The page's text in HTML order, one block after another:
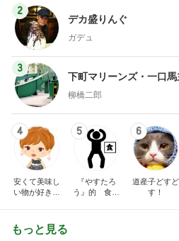
2
デカ盛りんぐ
ガデュ
3
下町マリーンズ・一口
柳橋二郎
4
安くて美味し
い物が好き☆
5
『やすたろ
う』的 食の
6
道産子どすど
す！
もっと見る